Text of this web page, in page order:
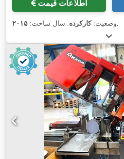
اطلاعات قیمت
وضعیت:کارکرده, سال ساخت: ۲۰۱۵ ,